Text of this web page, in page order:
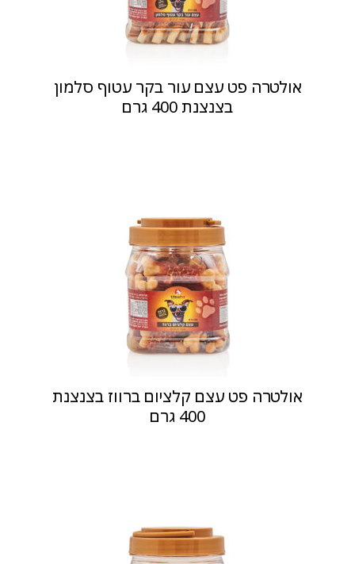
אולטרה פט עצם עור בקר עטוף סלמון
בצנצנת 400 גרם
אולטרה פט עצם קלציום ברווז בצנצנת
400 גרם